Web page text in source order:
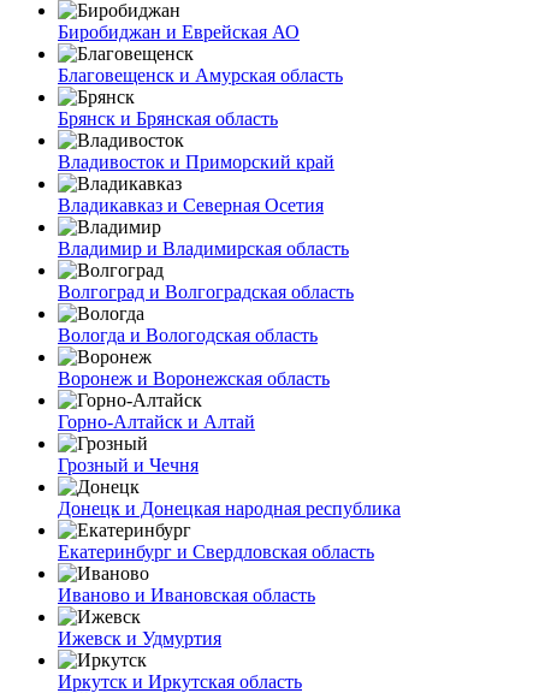
Биробиджан и Еврейская АО
Благовещенск и Амурская область
Брянск и Брянская область
Владивосток и Приморский край
Владикавказ и Северная Осетия
Владимир и Владимирская область
Волгоград и Волгоградская область
Вологда и Вологодская область
Воронеж и Воронежская область
Горно-Алтайск и Алтай
Грозный и Чечня
Донецк и Донецкая народная республика
Екатеринбург и Свердловская область
Иваново и Ивановская область
Ижевск и Удмуртия
Иркутск и Иркутская область